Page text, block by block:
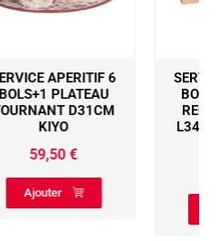
SERVICE APERITIF 4
BOLS+1 PLATEAU
RECTANGLE BOIS
L34,5CM MIKONOS
Ajouter